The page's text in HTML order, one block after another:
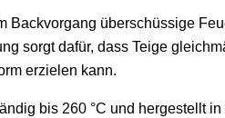
Backvorgang überschüssige
sorgt dafür, dass Teige
erzielen kann.
bis 260 °C und hergestellt